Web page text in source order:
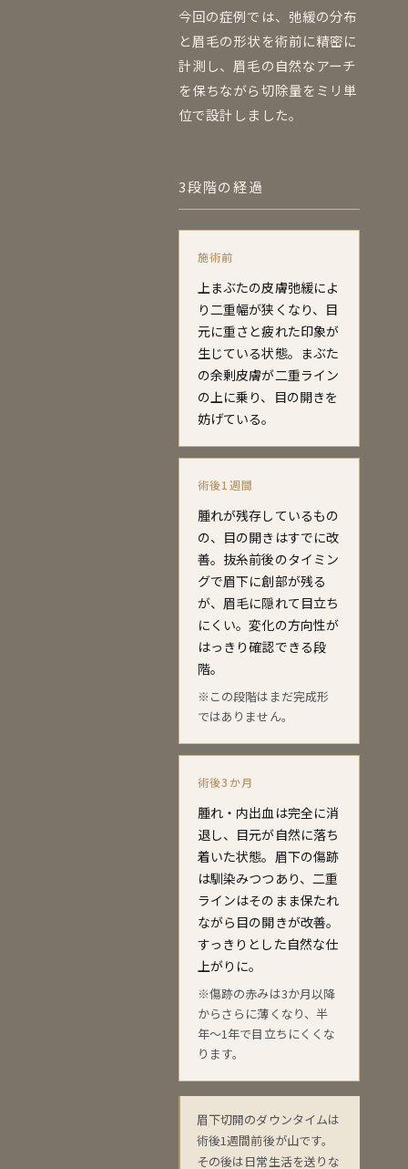
今回の症例では、弛緩の分布
と眉毛の形状を術前に精密に
計測し、眉毛の自然なアーチ
を保ちながら切除量をミリ単
位で設計しました。
3段階の経過
施術前
上まぶたの皮膚弛緩によ
り二重幅が狭くなり、目
元に重さと疲れた印象が
生じている状態。まぶた
の余剰皮膚が二重ライン
の上に乗り、目の開きを
妨げている。
術後1週間
腫れが残存しているもの
の、目の開きはすでに改
善。抜糸前後のタイミン
グで眉下に創部が残る
が、眉毛に隠れて目立ち
にくい。変化の方向性が
はっきり確認できる段
階。
※この段階はまだ完成形
ではありません。
術後3か月
腫れ・内出血は完全に消
退し、目元が自然に落ち
着いた状態。眉下の傷跡
は馴染みつつあり、二重
ラインはそのまま保たれ
ながら目の開きが改善。
すっきりとした自然な仕
上がりに。
※傷跡の赤みは3か月以降
からさらに薄くなり、半
年〜1年で目立ちにくくな
ります。
眉下切開のダウンタイムは
術後1週間前後が山です。
その後は日常生活を送りな